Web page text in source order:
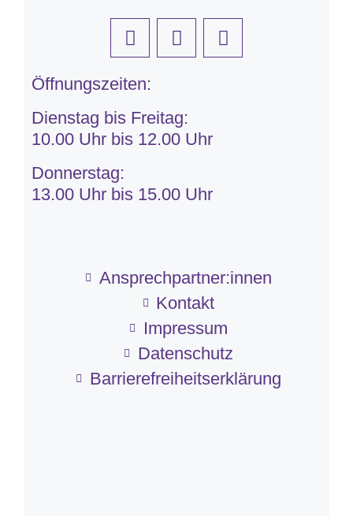
Öffnungszeiten:
Dienstag bis Freitag:
10.00 Uhr bis 12.00 Uhr
Donnerstag:
13.00 Uhr bis 15.00 Uhr
Ansprechpartner:innen
Kontakt
Impressum
Datenschutz
Barriere­frei­heits­erklärung